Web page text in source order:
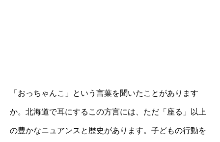
「おっちゃんこ」という言葉を聞いたことがあります
か。北海道で耳にするこの方言には、ただ「座る」以上
の豊かなニュアンスと歴史があります。子どもの行動を